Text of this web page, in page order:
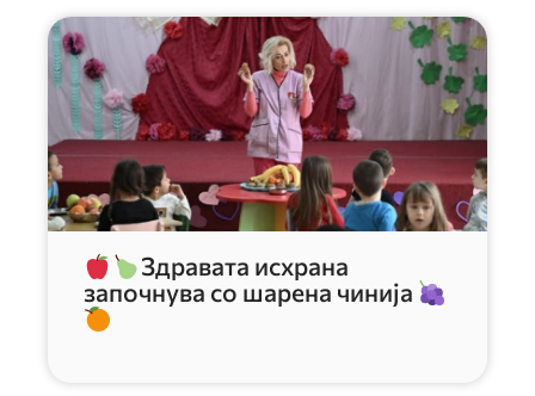
Здравата исхрана
започнува со шарена чинија